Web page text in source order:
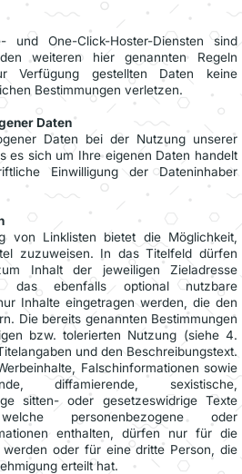
One-Click-Hoster-Diensten sind
weiteren hier genannten Regeln
Verfügung gestellten Daten keine
Bestimmungen verletzen.
Daten
Daten bei der Nutzung unserer
es sich um Ihre eigenen Daten handelt
Einwilligung der Dateninhaber
von Linklisten bietet die Möglichkeit,
zuzuweisen. In das Titelfeld dürfen
Inhalt der jeweiligen Zieladresse
das ebenfalls optional nutzbare
Inhalte eingetragen werden, die den
Die bereits genannten Bestimmungen
bzw. tolerierten Nutzung (siehe 4.
und den Beschreibungstext.
Falschinformationen sowie
diffamierende, sexistische,
sitten- oder gesetzeswidrige Texte
personenbezogene oder
enthalten, dürfen nur für die
oder für eine dritte Person, die
erteilt hat.